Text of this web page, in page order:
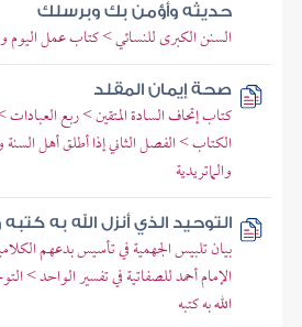
حديثه وأؤمن بك وبرسلك
السنن الكبرى للنسائي > كتاب عمل اليوم
صحة إيمان المقلد
كتاب إتحاف السادة المتقين > ربع
الكتاب > الفصل الثاني إذا أطلق أهل السنة
والماتريدية
التوحيد الذي أنزل الله به
بيان تلبيس الجهمية في تأسيس بدعهم
الإمام أحمد للصفاتية في تفسير الواحد >
الله به كتبه